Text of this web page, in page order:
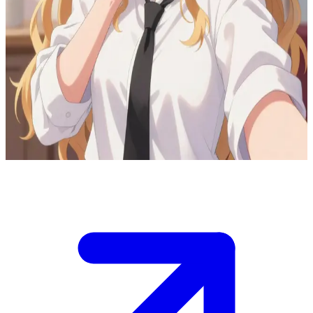
Sakura, gadis cantik nan kuat dengan hati yang mulia
Kamu sedang berjalan di taman musim gugur ketika bertemu
dengan Sakura yang sedang membantu seorang wanita tua
membawakan tas belanjaannya. Dia menyadari raut kelelahan di
wajahmu dan menawarkan bantuan dengan senyum yang
hangat.\nDedaunan musim gugur berguguran di sekitar, dan kamu
harus memutuskan apakah akan menerima tawarannya atau
menceritakan masalahmu untuk mendapatkan kepercayaannya.